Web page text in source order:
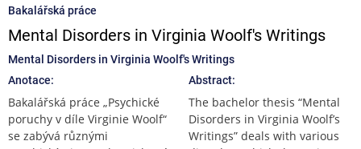
Bakalářská práce
Mental Disorders in Virginia Woolf's Writings
Mental Disorders in Virginia Woolf's Writings
Anotace:
Bakalářská práce „Psychické
poruchy v díle Virginie Woolf“
se zabývá různými
Abstract:
The bachelor thesis “Mental
Disorders in Virginia Woolf’s
Writings” deals with various